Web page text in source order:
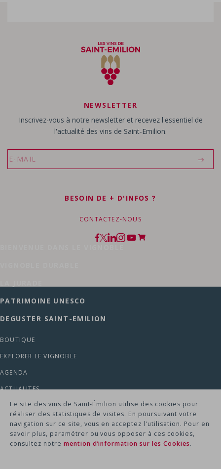
NEWSLETTER
Inscrivez-vous à notre newsletter et recevez l'essentiel de
l'actualité des vins de Saint‑Emilion.
BESOIN DE + D'INFOS ?
CONTACTEZ-NOUS
PATRIMOINE UNESCO
DEGUSTER SAINT-EMILION
BOUTIQUE
EXPLORER LE VIGNOBLE
AGENDA
ACTUALITES
MENTION LEGALES -
POLITIQUE DE CONFIDENTIALITE -
RGPD & COOKIES -
PLAN DU SITE -
Le site des vins de Saint‑Émilion utilise des cookies pour
réaliser des statistiques de visites. En poursuivant votre
navigation sur ce site, vous en acceptez l'utilisation. Pour en
savoir plus, paramétrer ou vous opposer à ces cookies,
consultez notre mention d’information sur les Cookies.